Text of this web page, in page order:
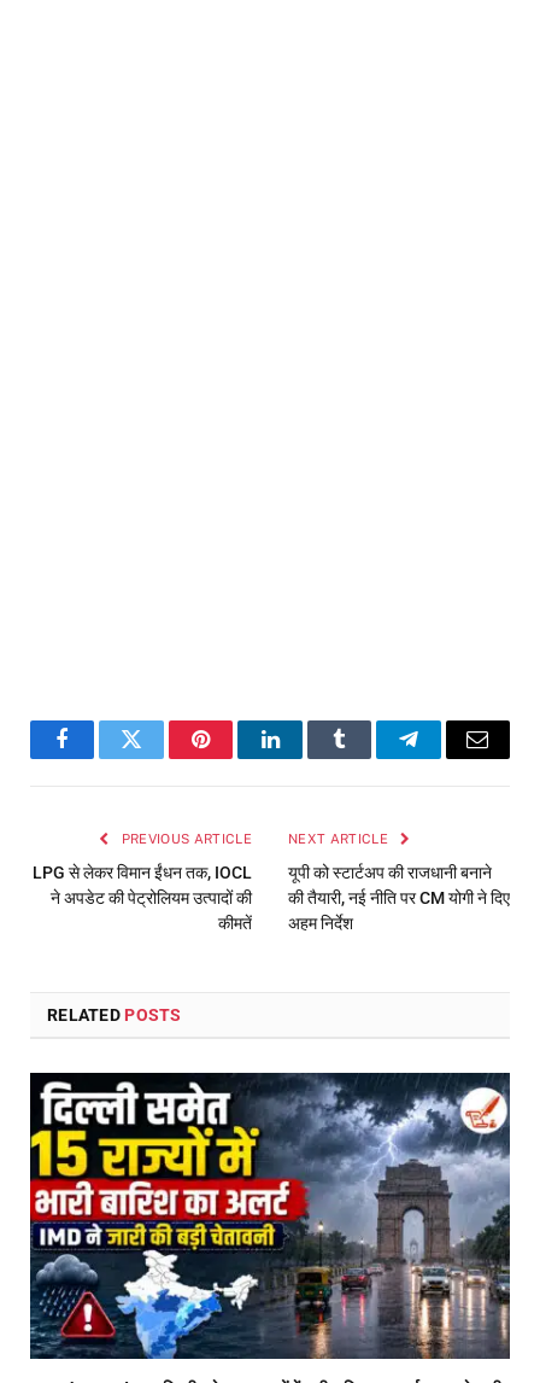
FacebookTwitter PinterestLinkedInTumblr TelegramEmail
PREVIOUS ARTICLE
LPG से लेकर विमान ईंधन तक, IOCL
ने अपडेट की पेट्रोलियम उत्पादों की
कीमतें
NEXT ARTICLE
यूपी को स्टार्टअप की राजधानी बनाने
की तैयारी, नई नीति पर CM योगी ने दिए
अहम निर्देश
RELATED POSTS